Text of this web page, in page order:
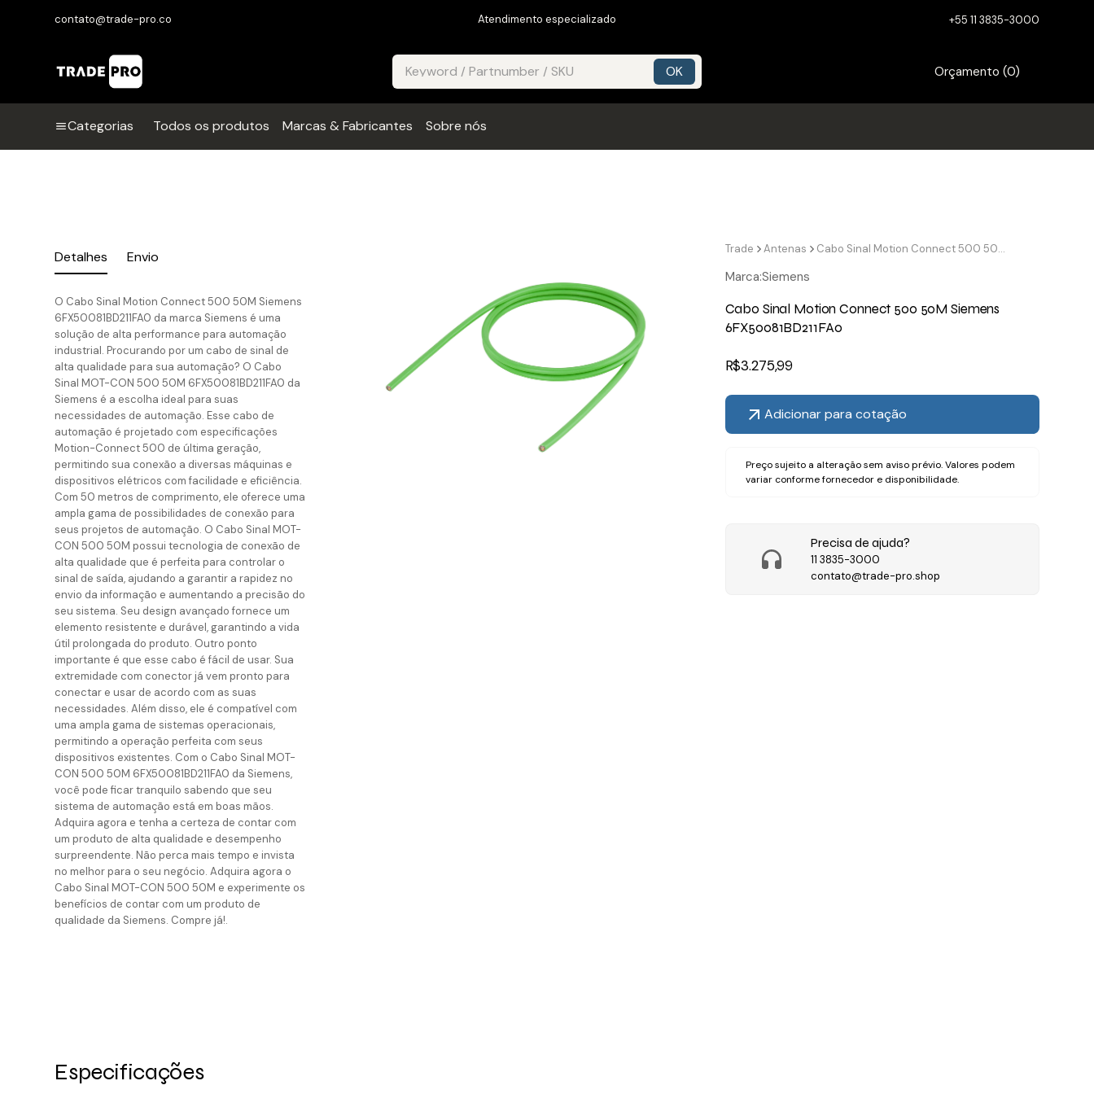
contato@trade-pro.co Atendimento especializado +55 11 3835-3000
Orçamento (0)
Categorias Todos os produtos Marcas & Fabricantes Sobre nós
Detalhes Envio
O Cabo Sinal Motion Connect 500 50M Siemens
6FX50081BD211FA0 da marca Siemens é uma
solução de alta performance para automação
industrial. Procurando por um cabo de sinal de
alta qualidade para sua automação? O Cabo
Sinal MOT-CON 500 50M 6FX50081BD211FA0 da
Siemens é a escolha ideal para suas
necessidades de automação. Esse cabo de
automação é projetado com especificações
Motion-Connect 500 de última geração,
permitindo sua conexão a diversas máquinas e
dispositivos elétricos com facilidade e eficiência.
Com 50 metros de comprimento, ele oferece uma
ampla gama de possibilidades de conexão para
seus projetos de automação. O Cabo Sinal MOT-
CON 500 50M possui tecnologia de conexão de
alta qualidade que é perfeita para controlar o
sinal de saída, ajudando a garantir a rapidez no
envio da informação e aumentando a precisão do
seu sistema. Seu design avançado fornece um
elemento resistente e durável, garantindo a vida
útil prolongada do produto. Outro ponto
importante é que esse cabo é fácil de usar. Sua
extremidade com conector já vem pronto para
conectar e usar de acordo com as suas
necessidades. Além disso, ele é compatível com
uma ampla gama de sistemas operacionais,
permitindo a operação perfeita com seus
dispositivos existentes. Com o Cabo Sinal MOT-
CON 500 50M 6FX50081BD211FA0 da Siemens,
você pode ficar tranquilo sabendo que seu
sistema de automação está em boas mãos.
Adquira agora e tenha a certeza de contar com
um produto de alta qualidade e desempenho
surpreendente. Não perca mais tempo e invista
no melhor para o seu negócio. Adquira agora o
Cabo Sinal MOT-CON 500 50M e experimente os
benefícios de contar com um produto de
qualidade da Siemens. Compre já!.
Trade Antenas Cabo Sinal Motion Connect 500 50M Siemens 6FX50081BD211FA0
Marca:Siemens
Cabo Sinal Motion Connect 500 50M Siemens
6FX50081BD211FA0
R$3.275,99
Adicionar para cotação
Preço sujeito a alteração sem aviso prévio. Valores podem
variar conforme fornecedor e disponibilidade.
Precisa de ajuda?
11 3835-3000
contato@trade-pro.shop
Especificações